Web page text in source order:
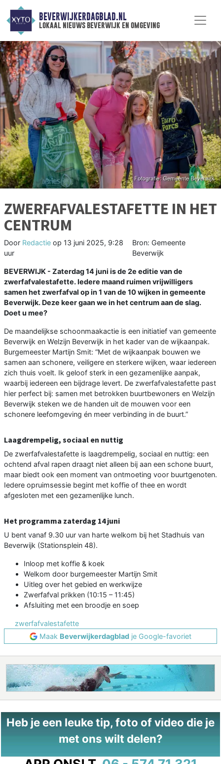
BEVERWIJKERDAGBLAD.NL
lokaal nieuws beverwijk en omgeving
ZWERFAFVALESTAFETTE IN HET
CENTRUM
Door Redactie op 13 juni 2025, 9:28
uur
Bron: Gemeente
Beverwijk
BEVERWIJK - Zaterdag 14 juni is de 2e editie van de
zwerfafvalestafette. Iedere maand ruimen vrijwilligers
samen het zwerfafval op in 1 van de 10 wijken in gemeente
Beverwijk. Deze keer gaan we in het centrum aan de slag.
Doet u mee?
De maandelijkse schoonmaakactie is een initiatief van gemeente
Beverwijk en Welzijn Beverwijk in het kader van de wijkaanpak.
Burgemeester Martijn Smit: “Met de wijkaanpak bouwen we
samen aan schonere, veiligere en sterkere wijken, waar iedereen
zich thuis voelt. Ik geloof sterk in een gezamenlijke aanpak,
waarbij iedereen een bijdrage levert. De zwerfafvalestafette past
hier perfect bij: samen met betrokken buurtbewoners en Welzijn
Beverwijk steken we de handen uit de mouwen voor een
schonere leefomgeving én meer verbinding in de buurt.”
Laagdrempelig, sociaal en nuttig
De zwerfafvalestafette is laagdrempelig, sociaal en nuttig: een
ochtend afval rapen draagt niet alleen bij aan een schone buurt,
maar biedt ook een moment van ontmoeting voor buurtgenoten.
Iedere opruimsessie begint met koffie of thee en wordt
afgesloten met een gezamenlijke lunch.
Het programma zaterdag 14 juni
U bent vanaf 9.30 uur van harte welkom bij het Stadhuis van
Beverwijk (Stationsplein 48).
Inloop met koffie & koek
Welkom door burgemeester Martijn Smit
Uitleg over het gebied en werkwijze
Zwerfafval prikken (10:15 – 11:45)
Afsluiting met een broodje en soep
zwerfafvalestafette
Maak Beverwijkerdagblad je Google-favoriet
Heb je een leuke tip, foto of video die je
met ons wilt delen?